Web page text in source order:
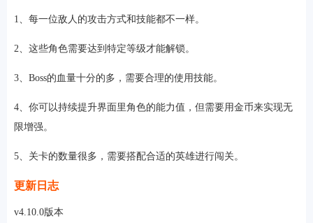
1、每一位敌人的攻击方式和技能都不一样。
2、这些角色需要达到特定等级才能解锁。
3、Boss的血量十分的多，需要合理的使用技能。
4、你可以持续提升界面里角色的能力值，但需要用金币来实现无
限增强。
5、关卡的数量很多，需要搭配合适的英雄进行闯关。
更新日志
v4.10.0版本